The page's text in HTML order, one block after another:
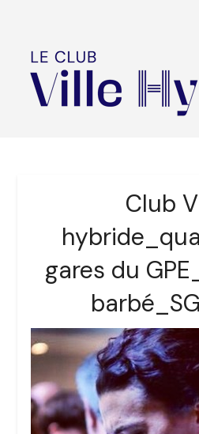
Club
gares du